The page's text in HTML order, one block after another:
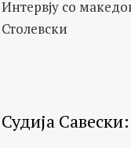
Интервју со
Столевски
Судија